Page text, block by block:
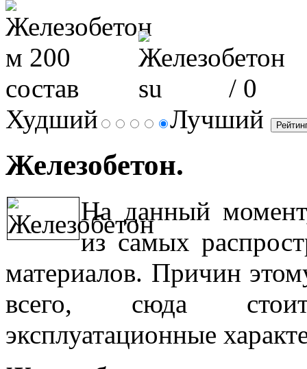
/ 0
Худший
Лучший
Железобетон.
На данный
из самых
материалов. Причин
всего, сюда
эксплуатационные